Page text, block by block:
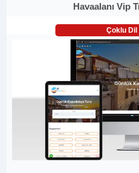
Havaalanı Vip
Çoklu Dil